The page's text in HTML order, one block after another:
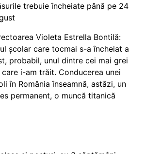
trebuie încheiate până pe 24
Violeta Estrella Bontilă:
școlar care tocmai s-a încheiat a
probabil, unul dintre cei mai grei
care i-am trăit. Conducerea unei
în România înseamnă, astăzi, un
permanent, o muncă titanică